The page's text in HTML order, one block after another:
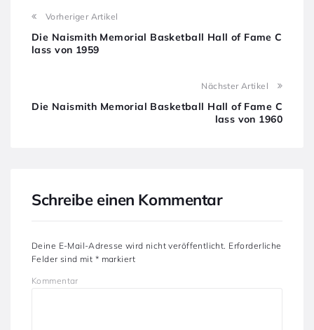
Vorheriger Artikel
Die Naismith Memorial Basketball Hall of Fame C
lass von 1959
Nächster Artikel
Die Naismith Memorial Basketball Hall of Fame C
lass von 1960
Schreibe einen Kommentar
Deine E-Mail-Adresse wird nicht veröffentlicht. Erforderliche
Felder sind mit * markiert
Kommentar